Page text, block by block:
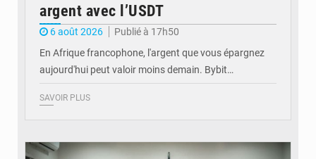
argent avec l’USDT
6 août 2026
Publié à 17h50
En Afrique francophone, l'argent que vous épargnez
aujourd'hui peut valoir moins demain. Bybit…
SAVOIR PLUS